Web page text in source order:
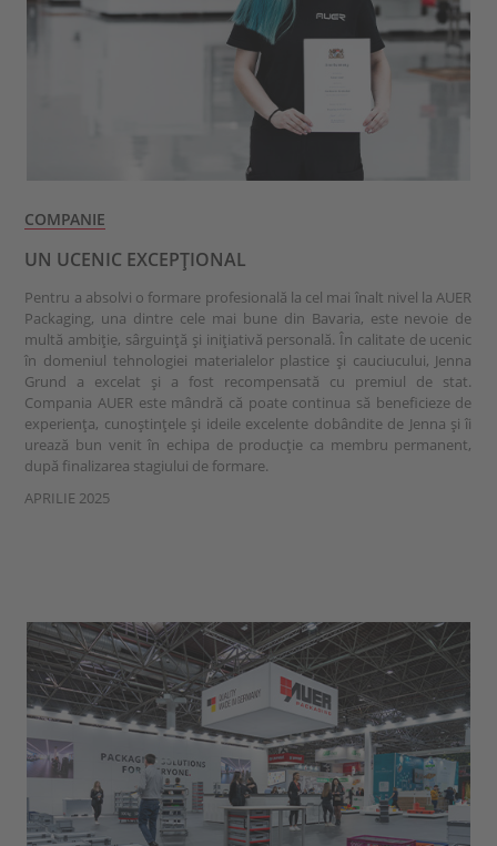
COMPANIE
UN UCENIC EXCEPȚIONAL
Pentru a absolvi o formare profesională la cel mai înalt nivel la AUER
Packaging, una dintre cele mai bune din Bavaria, este nevoie de
multă ambiție, sârguință și inițiativă personală. În calitate de ucenic
în domeniul tehnologiei materialelor plastice și cauciucului, Jenna
Grund a excelat și a fost recompensată cu premiul de stat.
Compania AUER este mândră că poate continua să beneficieze de
experiența, cunoștințele și ideile excelente dobândite de Jenna și îi
urează bun venit în echipa de producție ca membru permanent,
după finalizarea stagiului de formare.
APRILIE 2025